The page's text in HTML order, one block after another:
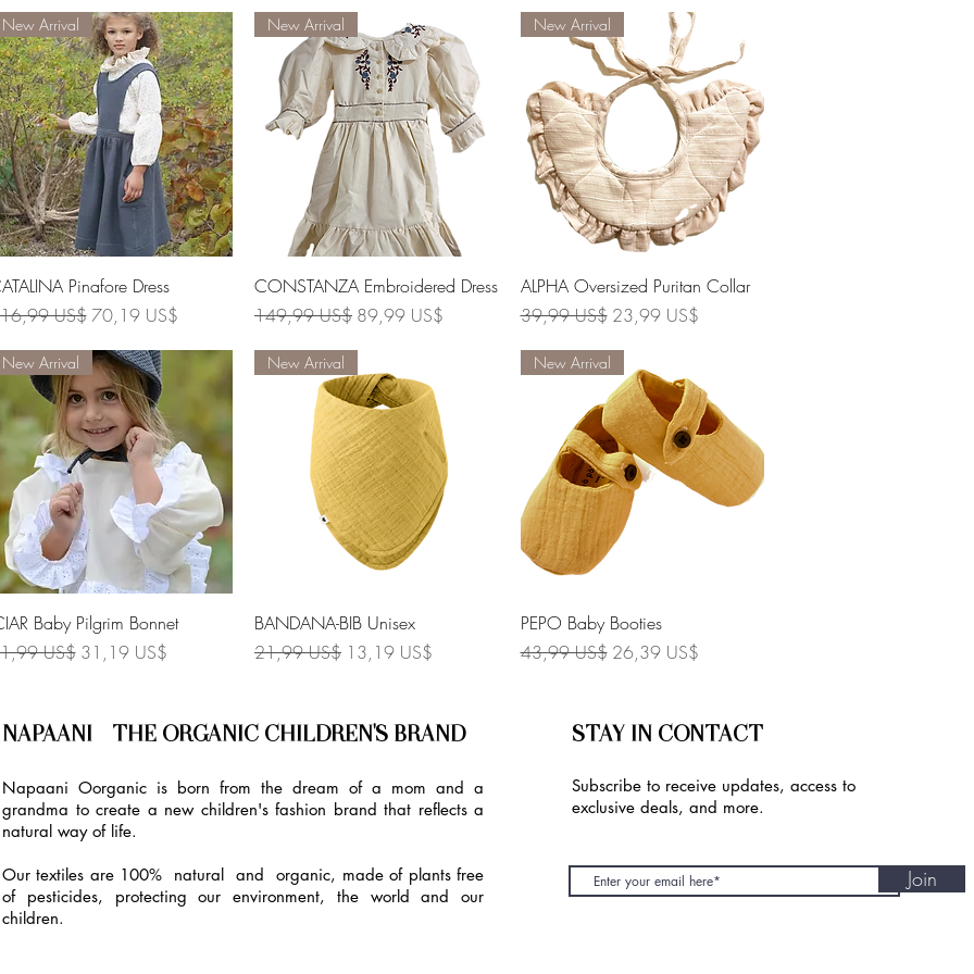
Vista rápida
New Arrival
Pinafore Dress
US$ Precio de oferta
70,19 US$
Vista rápida
New Arrival
CONSTANZA Embroidered Dress
Precio
149,99 US$ Precio de oferta
89,99 US$
Vista rápida
New Arrival
ALPHA Oversized Puritan Collar
Precio
39,99 US$ Precio de oferta
23,99 US$
Vista rápida
New Arrival
Baby Pilgrim Bonnet
US$ Precio de oferta
31,19 US$
Vista rápida
New Arrival
BANDANA-BIB Unisex
Precio
21,99 US$ Precio de oferta
13,19 US$
Vista rápida
New Arrival
PEPO Baby Booties
Precio
43,99 US$ Precio de oferta
26,39 US$
NAPAANI - THE ORGANIC CHILDREN'S BRAND
Napaani Oorganic is born from the dream of a mom and a
grandma to create a new children's fashion brand that reflects a
natural way of life.
Our textiles are 100% natural and organic, made of plants free
of pesticides, protecting our environment, the world and our
children.
STAY IN CONTACT
Subscribe to receive updates, access to
exclusive deals, and more.
Join